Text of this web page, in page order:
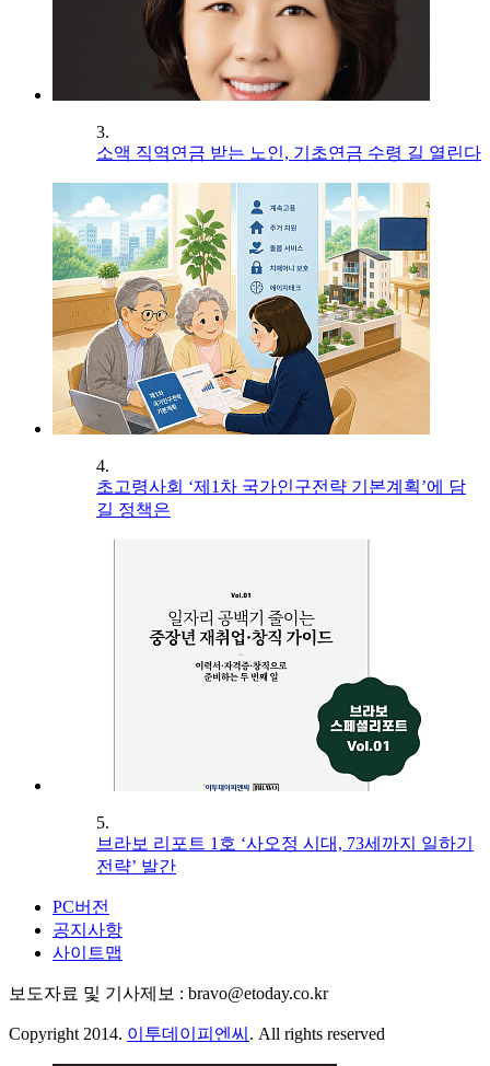
3.
소액 직역연금 받는 노인, 기초연금 수령 길 열린다
4.
초고령사회 ‘제1차 국가인구전략 기본계획’에 담
길 정책은
5.
브라보 리포트 1호 ‘사오정 시대, 73세까지 일하기
전략’ 발간
PC버전
공지사항
사이트맵
보도자료 및 기사제보 : bravo@etoday.co.kr
Copyright 2014. 이투데이피엔씨 . All rights reserved